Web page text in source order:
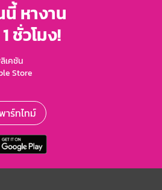
หางาน
ชั่วโมง!
เคชัน
Store
าร์ทไทม์